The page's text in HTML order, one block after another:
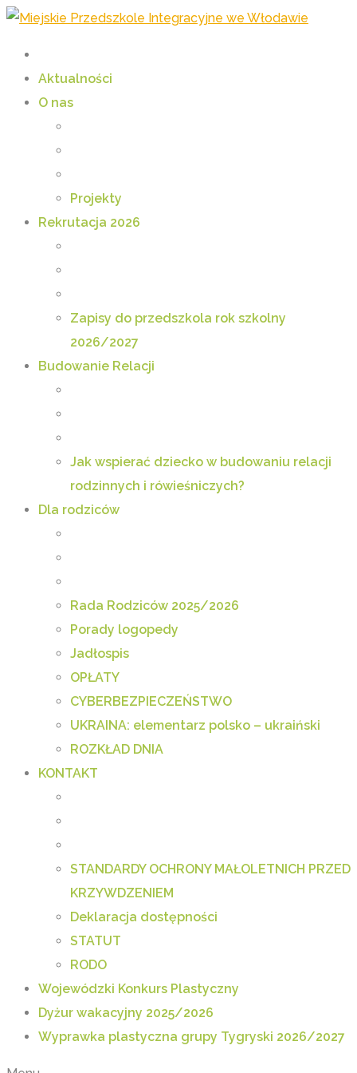
Aktualności
O nas
Projekty
Rekrutacja 2026
Zapisy do przedszkola rok szkolny
2026/2027
Budowanie Relacji
Jak wspierać dziecko w budowaniu relacji
rodzinnych i rówieśniczych?
Dla rodziców
Rada Rodziców 2025/2026
Porady logopedy
Jadłospis
OPŁATY
CYBERBEZPIECZEŃSTWO
UKRAINA: elementarz polsko – ukraiński
ROZKŁAD DNIA
KONTAKT
STANDARDY OCHRONY MAŁOLETNICH PRZED
KRZYWDZENIEM
Deklaracja dostępności
STATUT
RODO
Wojewódzki Konkurs Plastyczny
Dyżur wakacyjny 2025/2026
Wyprawka plastyczna grupy Tygryski 2026/2027